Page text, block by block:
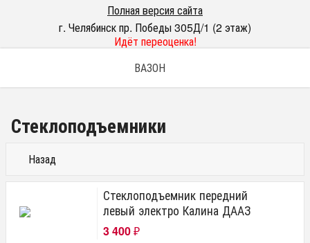
Полная версия сайта
г. Челябинск пр. Победы 305Д/1 (2 этаж)
Идёт переоценка!
ВАЗОН
Стеклоподъемники
Назад
Стеклоподъемник передний
левый электро Калина ДААЗ
3 400 ₽